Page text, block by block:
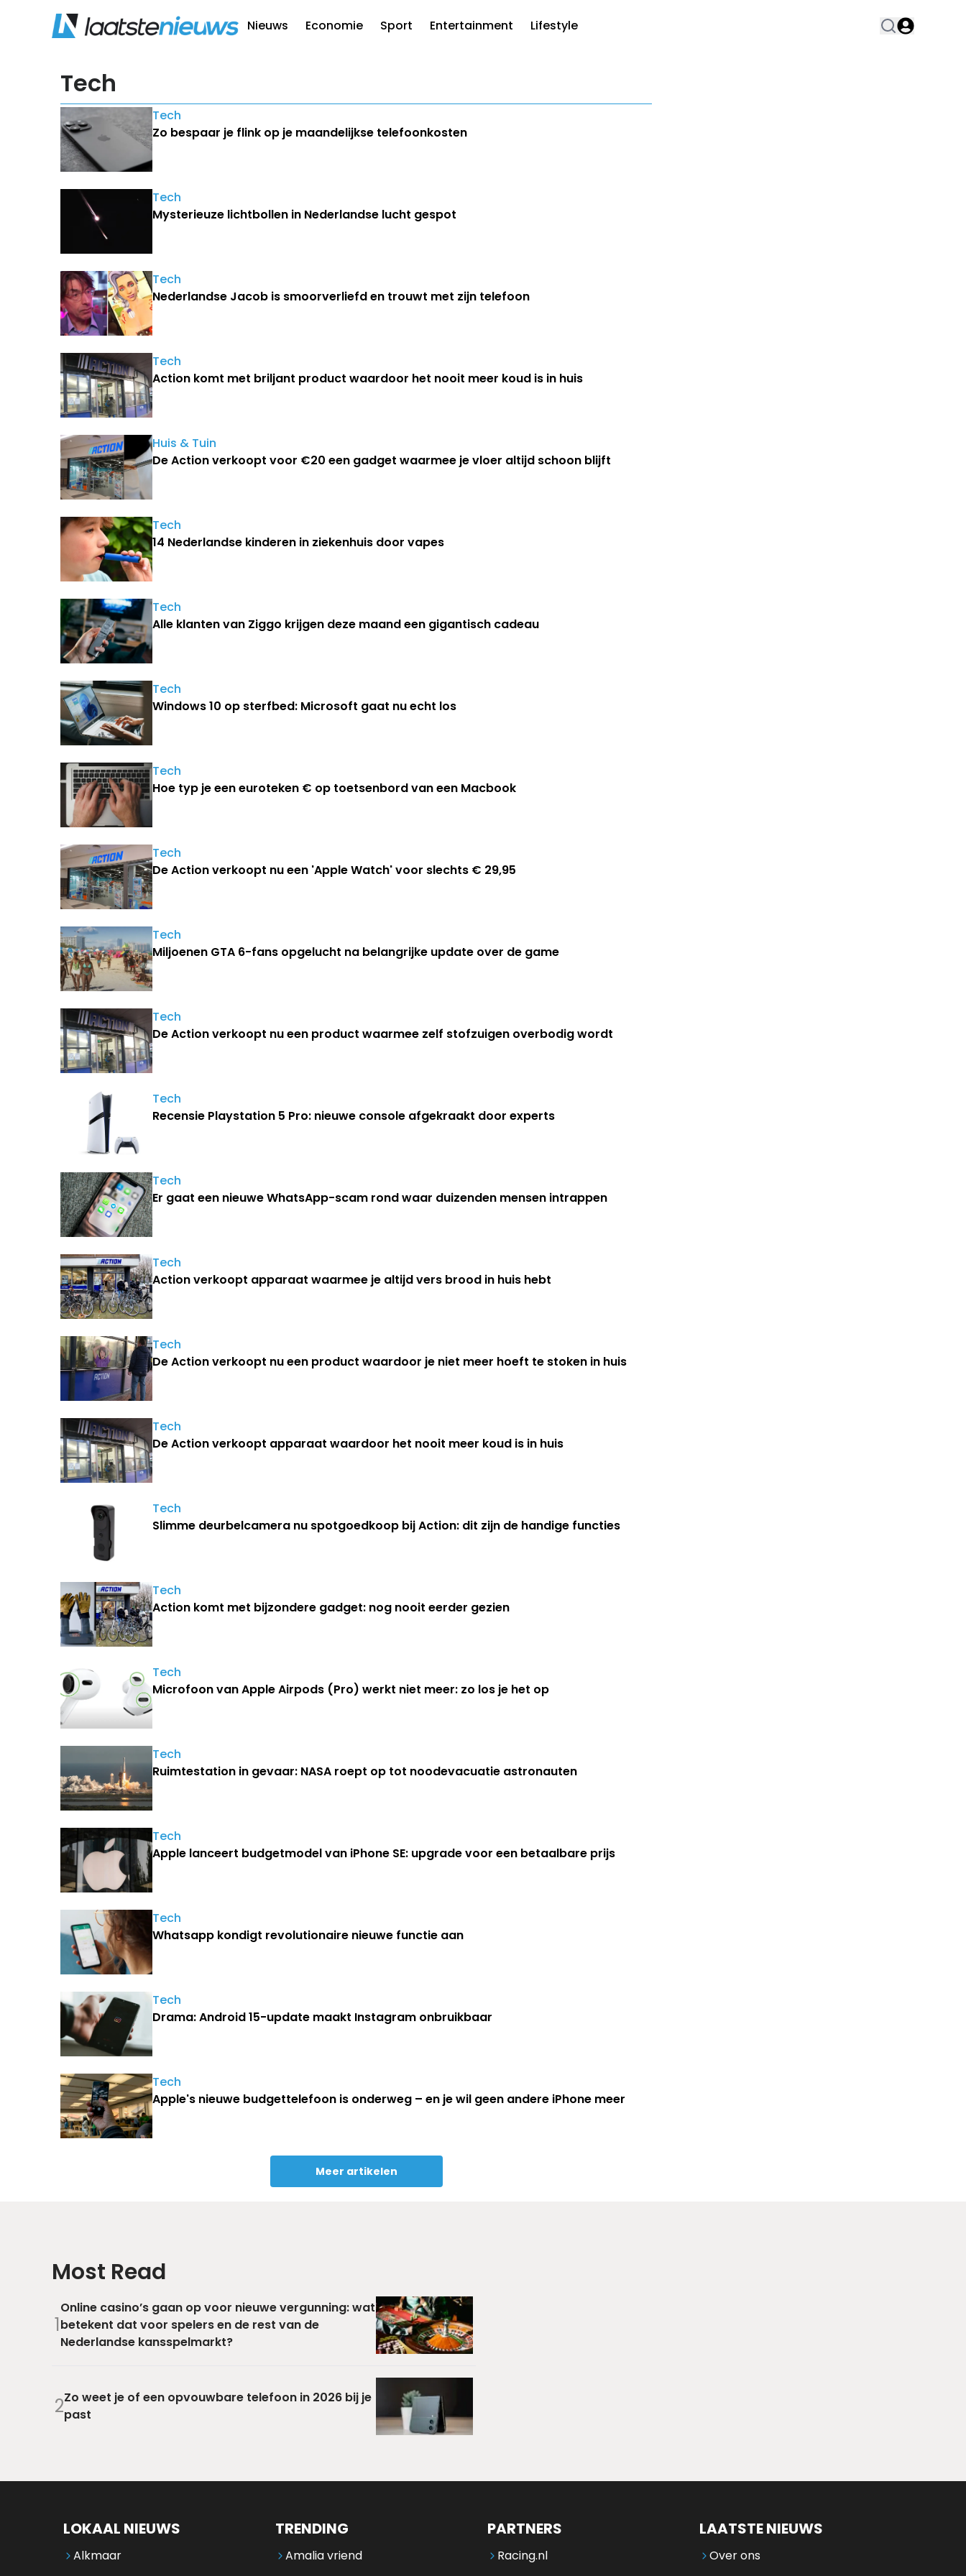
Nieuws Economie Sport Entertainment Lifestyle
Tech
Tech
Zo bespaar je flink op je maandelijkse telefoonkosten
Tech
Mysterieuze lichtbollen in Nederlandse lucht gespot
Tech
Nederlandse Jacob is smoorverliefd en trouwt met zijn telefoon
Tech
Action komt met briljant product waardoor het nooit meer koud is in huis
Huis & Tuin
De Action verkoopt voor €20 een gadget waarmee je vloer altijd schoon blijft
Tech
14 Nederlandse kinderen in ziekenhuis door vapes
Tech
Alle klanten van Ziggo krijgen deze maand een gigantisch cadeau
Tech
Windows 10 op sterfbed: Microsoft gaat nu echt los
Tech
Hoe typ je een euroteken € op toetsenbord van een Macbook
Tech
De Action verkoopt nu een 'Apple Watch' voor slechts € 29,95
Tech
Miljoenen GTA 6-fans opgelucht na belangrijke update over de game
Tech
De Action verkoopt nu een product waarmee zelf stofzuigen overbodig wordt
Tech
Recensie Playstation 5 Pro: nieuwe console afgekraakt door experts
Tech
Er gaat een nieuwe WhatsApp-scam rond waar duizenden mensen intrappen
Tech
Action verkoopt apparaat waarmee je altijd vers brood in huis hebt
Tech
De Action verkoopt nu een product waardoor je niet meer hoeft te stoken in huis
Tech
De Action verkoopt apparaat waardoor het nooit meer koud is in huis
Tech
Slimme deurbelcamera nu spotgoedkoop bij Action: dit zijn de handige functies
Tech
Action komt met bijzondere gadget: nog nooit eerder gezien
Tech
Microfoon van Apple Airpods (Pro) werkt niet meer: zo los je het op
Tech
Ruimtestation in gevaar: NASA roept op tot noodevacuatie astronauten
Tech
Apple lanceert budgetmodel van iPhone SE: upgrade voor een betaalbare prijs
Tech
Whatsapp kondigt revolutionaire nieuwe functie aan
Tech
Drama: Android 15-update maakt Instagram onbruikbaar
Tech
Apple's nieuwe budgettelefoon is onderweg – en je wil geen andere iPhone meer
Meer artikelen
Most Read
1
Online casino’s gaan op voor nieuwe vergunning: wat
betekent dat voor spelers en de rest van de
Nederlandse kansspelmarkt?
2Zo weet je of een opvouwbare telefoon in 2026 bij je
past
LOKAAL NIEUWS
Alkmaar
TRENDING
Amalia vriend
PARTNERS
Racing.nl
LAATSTE NIEUWS
Over ons